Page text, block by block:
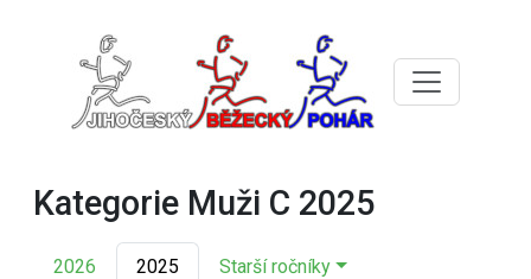
Kategorie Muži C 2025
2026 2025 Starší ročníky